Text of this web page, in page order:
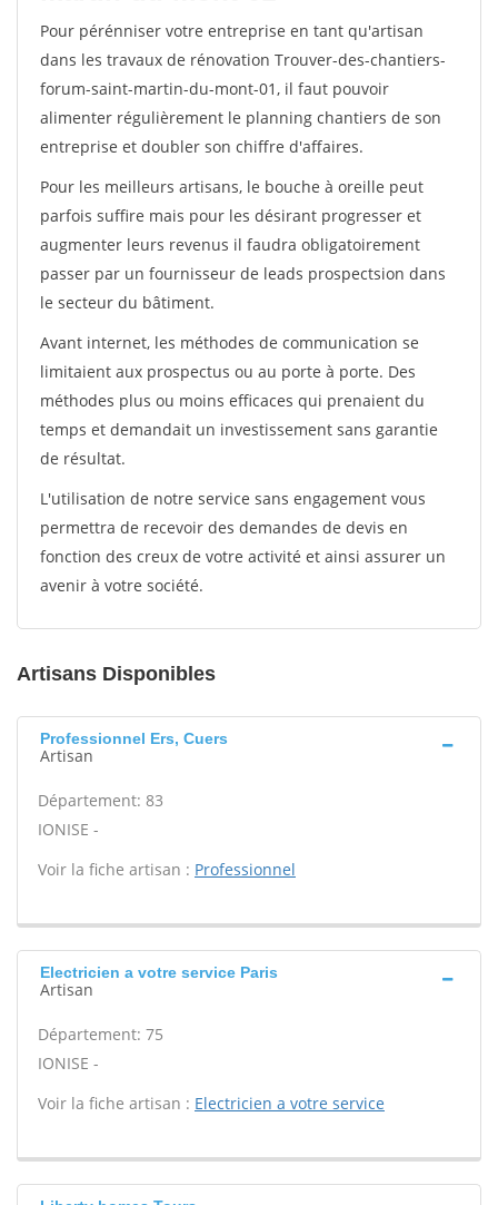
Pour pérénniser votre entreprise en tant qu'artisan
dans les travaux de rénovation Trouver-des-chantiers-
forum-saint-martin-du-mont-01, il faut pouvoir
alimenter régulièrement le planning chantiers de son
entreprise et doubler son chiffre d'affaires.
Pour les meilleurs artisans, le bouche à oreille peut
parfois suffire mais pour les désirant progresser et
augmenter leurs revenus il faudra obligatoirement
passer par un fournisseur de leads prospectsion dans
le secteur du bâtiment.
Avant internet, les méthodes de communication se
limitaient aux prospectus ou au porte à porte. Des
méthodes plus ou moins efficaces qui prenaient du
temps et demandait un investissement sans garantie
de résultat.
L'utilisation de notre service sans engagement vous
permettra de recevoir des demandes de devis en
fonction des creux de votre activité et ainsi assurer un
avenir à votre société.
Artisans Disponibles
Professionnel Ers, Cuers
Artisan
Département: 83
IONISE -
Voir la fiche artisan : Professionnel
Electricien a votre service Paris
Artisan
Département: 75
IONISE -
Voir la fiche artisan : Electricien a votre service